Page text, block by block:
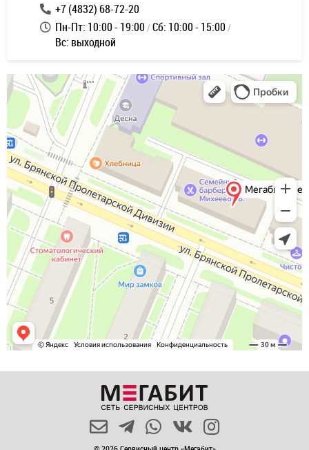
+7 (4832) 68-72-20
Пн-Пт: 10:00 - 19:00 Сб: 10:00 - 15:00
Вс: выходной